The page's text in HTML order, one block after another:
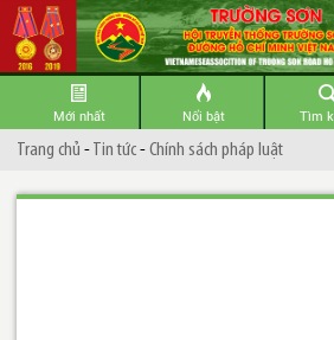
Mới nhất Nổi bật Tìm
Trang chủ -Tin tức-Chính sách pháp luật